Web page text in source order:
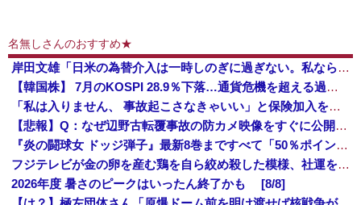
名無しさんのおすすめ★
岸田文雄「日米の為替介入は一時しのぎに過ぎない。私なら円を強くすることが出来る」
【韓国株】 7月のKOSPI 28.9％下落…通貨危機を超える過去最大の下げ幅
「私は入りません、 事故起こさなきゃいい」と保険加入を勧められた推し活民が反発、保険代が勿体無いし事故起こしたとして……
【悲報】Q：なぜ辺野古転覆事故の防カメ映像をすぐに公開しなかったのか？ → 玉城デニー知事の衝撃の回答がコチラ → ｗｗｗｗｗｗｗｗｗｗｗｗｗｗ...
『炎の闘球女 ドッジ弾子』最新8巻まですべて「50％ポイント還元」セール！3,505円分返ってくる！先月発売の新刊も対象！アニメ放送中！名前が下...
フジテレビが金の卵を産む鶏を自ら絞め殺した模様、社運を賭けたドル箱コンテンツが御蔵入りになってしまい……
2026年度 暑さのピークはいったん終了かも [8/8]